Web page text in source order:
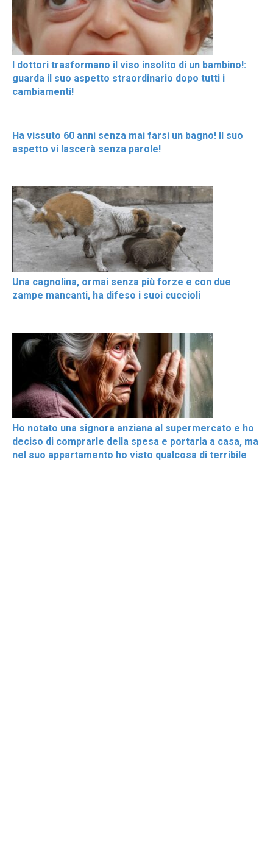
I dottori trasformano il viso insolito di un bambino!:
guarda il suo aspetto straordinario dopo tutti i
cambiamenti!
Ha vissuto 60 anni senza mai farsi un bagno! Il suo
aspetto vi lascerà senza parole!
Una cagnolina, ormai senza più forze e con due
zampe mancanti, ha difeso i suoi cuccioli
Ho notato una signora anziana al supermercato e ho
deciso di comprarle della spesa e portarla a casa, ma
nel suo appartamento ho visto qualcosa di terribile